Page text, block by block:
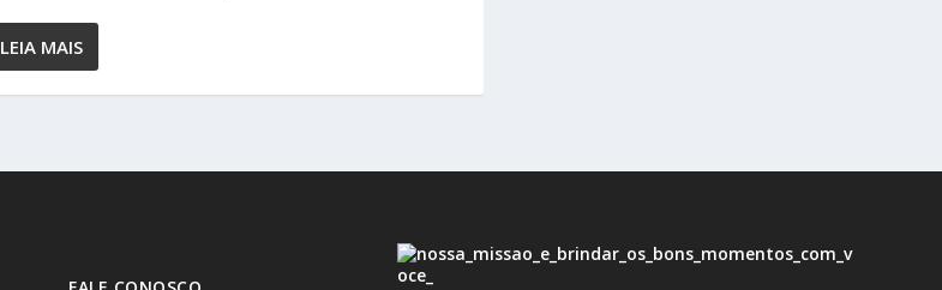
LEIA MAIS